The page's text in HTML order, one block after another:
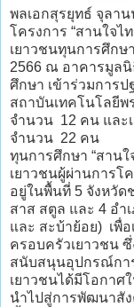
พลเอกสุรยุทธ์ จุลา
โครงการ “สานใจไ
เยาวชนทุนการศึกษ
2566 ณ อาคารมูลนิ
ศึกษา เข้าร่วมการ
สถาบันเทคโนโลยีพ
จำนวน 12 คน และ
จำนวน 22 คน
ทุนการศึกษา “สานใ
เยาวชนผู้ผ่านการโ
อยู่ในพื้นที่ 5 จังหวัด
สาส สตูล และ 4 อำ
และ สะบ้าย้อย) เพื่
ครอบครัวเยาวชน
สนับสนุนอุปกรณ์กา
เยาวชนได้มีโอกา
นำไปสู่การพัฒนาสั